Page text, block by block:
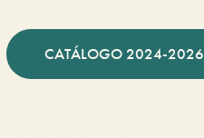
CATÁLOGO 2024-2026